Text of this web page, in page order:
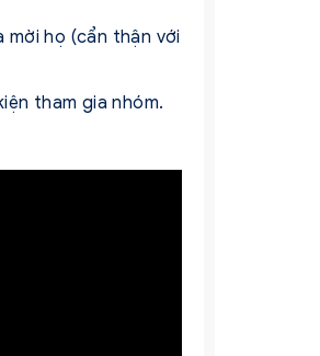
mời họ (cẩn thận với
tham gia nhóm.